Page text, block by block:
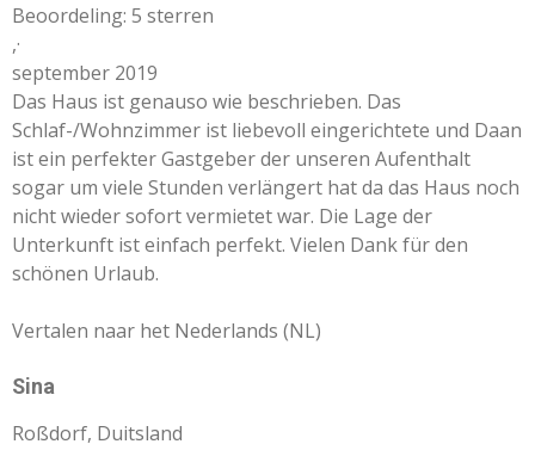
Beoordeling: 5 sterren
,·
september 2019
Das Haus ist genauso wie beschrieben. Das
Schlaf-/Wohnzimmer ist liebevoll eingerichtete und Daan
ist ein perfekter Gastgeber der unseren Aufenthalt
sogar um viele Stunden verlängert hat da das Haus noch
nicht wieder sofort vermietet war. Die Lage der
Unterkunft ist einfach perfekt. Vielen Dank für den
schönen Urlaub.
Vertalen naar het Nederlands (NL)
Sina
Roßdorf, Duitsland